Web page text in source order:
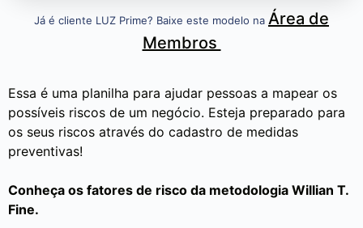
Já é cliente LUZ Prime? Baixe este modelo na Área de
Membros
Essa é uma planilha para ajudar pessoas a mapear os
possíveis riscos de um negócio. Esteja preparado para
os seus riscos através do cadastro de medidas
preventivas!
Conheça os fatores de risco da metodologia Willian T.
Fine.